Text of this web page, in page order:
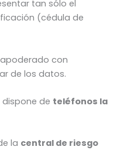
tan sólo el
(cédula de
con
de los datos.
dispone de teléfonos la
la central de riesgo